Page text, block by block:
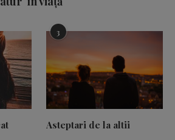
3
Asteptari de la altii